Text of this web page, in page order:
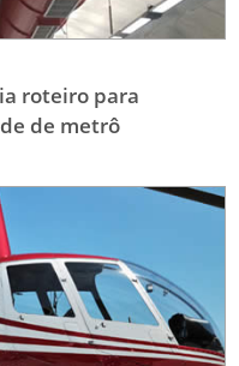
roteiro para
de metrô